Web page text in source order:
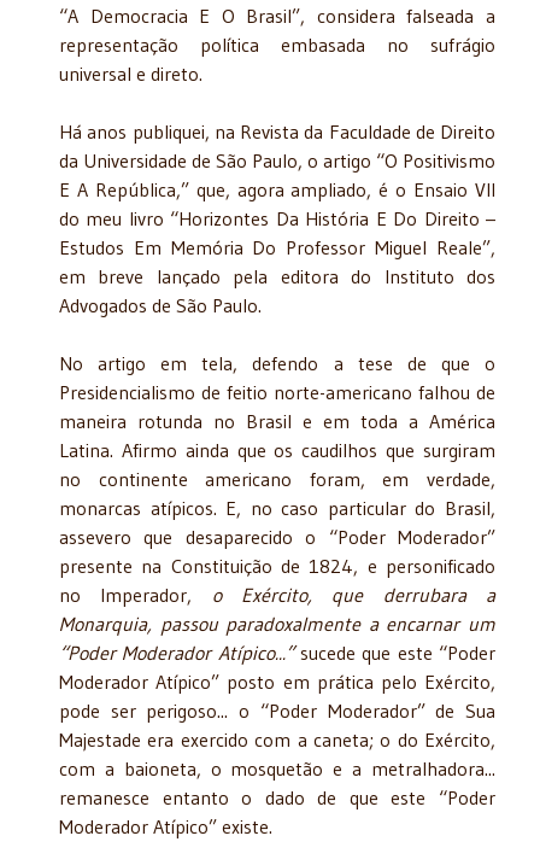
“A Democracia E O Brasil”, considera falseada a
representação política embasada no sufrágio
universal e direto.
Há anos publiquei, na Revista da Faculdade de Direito
da Universidade de São Paulo, o artigo “O Positivismo
E A República,” que, agora ampliado, é o Ensaio VII
do meu livro “Horizontes Da História E Do Direito –
Estudos Em Memória Do Professor Miguel Reale”,
em breve lançado pela editora do Instituto dos
Advogados de São Paulo.
No artigo em tela, defendo a tese de que o
Presidencialismo de feitio norte-americano falhou de
maneira rotunda no Brasil e em toda a América
Latina. Afirmo ainda que os caudilhos que surgiram
no continente americano foram, em verdade,
monarcas atípicos. E, no caso particular do Brasil,
assevero que desaparecido o “Poder Moderador”
presente na Constituição de 1824, e personificado
no Imperador, o Exército, que derrubara a
Monarquia, passou paradoxalmente a encarnar um
“Poder Moderador Atípico...”sucede que este “Poder
Moderador Atípico” posto em prática pelo Exército,
pode ser perigoso... o “Poder Moderador” de Sua
Majestade era exercido com a caneta; o do Exército,
com a baioneta, o mosquetão e a metralhadora...
remanesce entanto o dado de que este “Poder
Moderador Atípico” existe.